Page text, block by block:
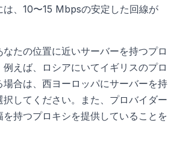
は、10〜15 Mbpsの安定した回線が
たの位置に近いサーバーを持つプロ
えば、ロシアにいてイギリスのプロ
場合は、西ヨーロッパにサーバーを持
してください。また、プロバイダー
持つプロキシを提供していることを